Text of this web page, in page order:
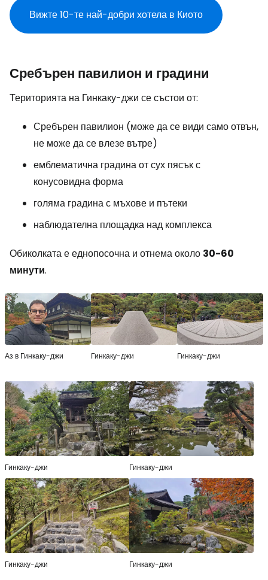
Вижте 10-те най-добри хотела в Киото
Сребърен павилион и градини
Територията на Гинкаку-джи се състои от:
Сребърен павилион (може да се види само отвън,
не може да се влезе вътре)
емблематична градина от сух пясък с
конусовидна форма
голяма градина с мъхове и пътеки
наблюдателна площадка над комплекса
Обиколката е еднопосочна и отнема около 30-60
минути.
Аз в Гинкаку-джи Гинкаку-джи Гинкаку-джи
Гинкаку-джи Гинкаку-джи
Гинкаку-джи Гинкаку-джи